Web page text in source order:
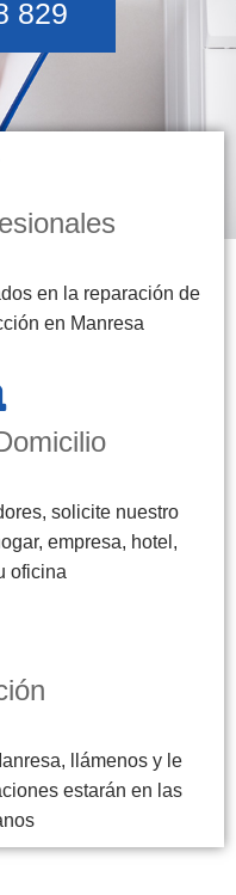
829
en la reparación de
en Manresa
solicite nuestro
empresa, hotel,
oficina
llámenos y le
estarán en las